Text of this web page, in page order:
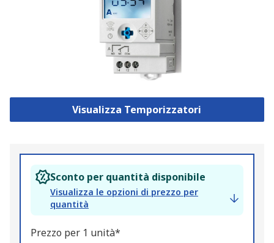
Visualizza Temporizzatori
Sconto per quantità disponibile
Visualizza le opzioni di prezzo per
quantità
Prezzo per 1 unità*